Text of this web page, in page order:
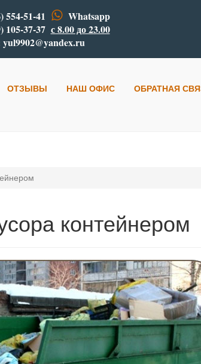
554-51-41
Whatsapp
105-37-37 с 8.00 до 23.00
yul9902@yandex.ru
ОТЗЫВЫ НАШ ОФИС ОБРАТНАЯ
контейнером